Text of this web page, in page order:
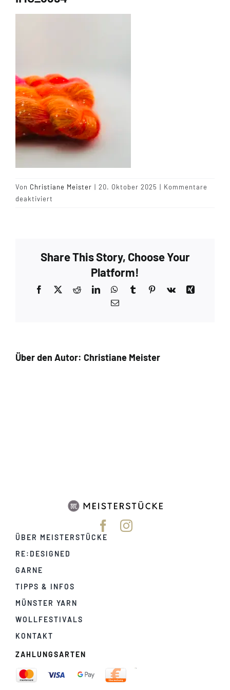
Wollfestivals
Kontakt
Von Christiane Meister | 20. Oktober 2025 | Kommentare
deaktiviert
Share This Story, Choose Your
Platform!
Facebook Reddit LinkedInWhatsApp
TumblrPinterest
Vk
E-
Über den Autor: Christiane Meister
ÜBER MEISTERSTÜCKE
RE:DESIGNED
GARNE
TIPPS & INFOS
MÜNSTER YARN
WOLLFESTIVALS
KONTAKT
ZAHLUNGSARTEN